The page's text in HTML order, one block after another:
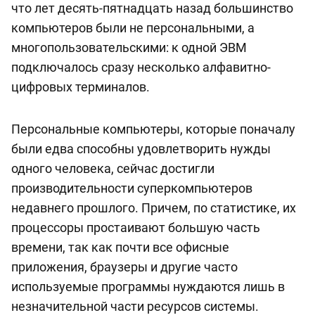
что лет десять-пятнадцать назад большинство
компьютеров были не персональными, а
многопользовательскими: к одной ЭВМ
подключалось сразу несколько алфавитно-
цифровых терминалов.
Персональные компьютеры, которые поначалу
были едва способны удовлетворить нужды
одного человека, сейчас достигли
производительности суперкомпьютеров
недавнего прошлого. Причем, по статистике, их
процессоры простаивают большую часть
времени, так как почти все офисные
приложения, браузеры и другие часто
используемые программы нуждаются лишь в
незначительной части ресурсов системы.